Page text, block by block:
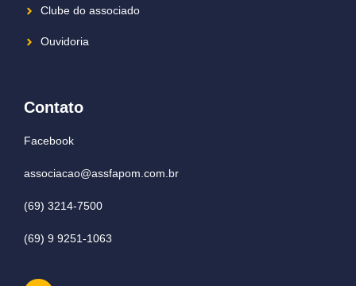
Clube do associado
Ouvidoria
Contato
Facebook
associacao@assfapom.com.br
(69) 3214-7500
(69) 9 9251-1063